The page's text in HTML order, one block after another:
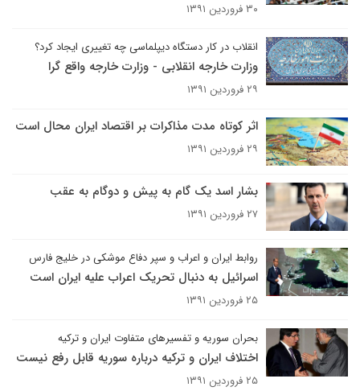
۳۰ فروردین ۱۳۹۱
انقلاب در کار دستگاه دیپلماسی چه تغییری ایجاد کرد؟
وزارت خارجه انقلابی - وزارت خارجه واقع گرا
۲۹ فروردین ۱۳۹۱
اثر کوتاه مدت مذاکرات بر اقتصاد ایران محال است
۲۹ فروردین ۱۳۹۱
بشار اسد یک گام به پیش و دوگام به عقب
۲۷ فروردین ۱۳۹۱
روابط ایران و اعراب و سپر دفاع موشکی در خلیج فارس
اسرائیل به دنبال تحریک اعراب علیه ایران است
۲۵ فروردین ۱۳۹۱
بحران سوریه و تفسیرهای متفاوت ایران و ترکیه
اختلاف ایران و ترکیه درباره سوریه قابل رفع نیست
۲۵ فروردین ۱۳۹۱